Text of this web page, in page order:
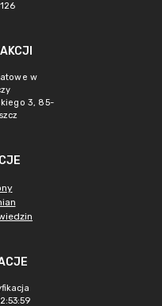
w
3, 85-